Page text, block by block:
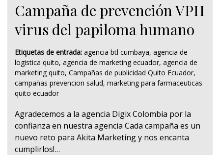
Campaña de prevención VPH
virus del papiloma humano
Etiquetas de entrada: agencia btl cumbaya, agencia de
logistica quito, agencia de marketing ecuador, agencia de
marketing quito, Campañas de publicidad Quito Ecuador,
campañas prevencion salud, marketing para farmaceuticas
quito ecuador
Agradecemos a la agencia Digix Colombia por la
confianza en nuestra agencia Cada campaña es un
nuevo reto para Akita Marketing y nos encanta
cumplirlos!…